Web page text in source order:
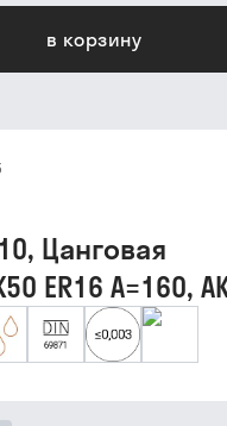
в корзину
Цанговая
ER16 A=160,